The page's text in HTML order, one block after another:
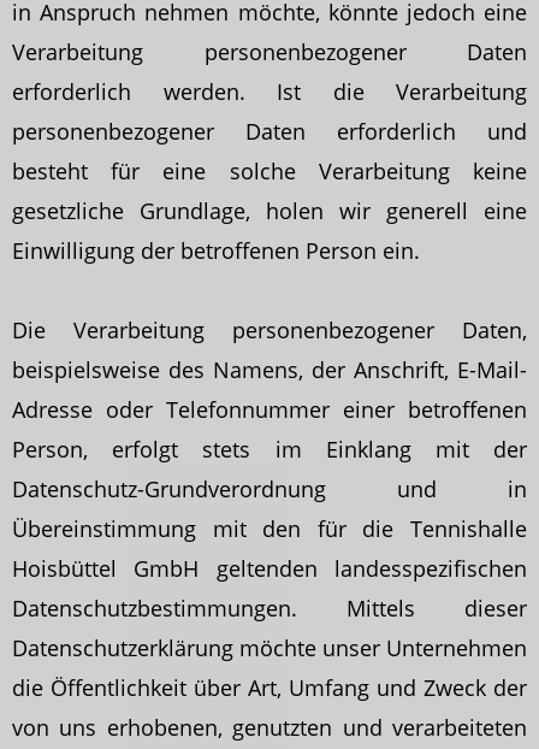
in Anspruch nehmen möchte, könnte jedoch eine
Verarbeitung personenbezogener Daten
erforderlich werden. Ist die Verarbeitung
personenbezogener Daten erforderlich und
besteht für eine solche Verarbeitung keine
gesetzliche Grundlage, holen wir generell eine
Einwilligung der betroffenen Person ein.
Die Verarbeitung personenbezogener Daten,
beispielsweise des Namens, der Anschrift, E-Mail-
Adresse oder Telefonnummer einer betroffenen
Person, erfolgt stets im Einklang mit der
Datenschutz-Grundverordnung und in
Übereinstimmung mit den für die Tennishalle
Hoisbüttel GmbH geltenden landesspezifischen
Datenschutzbestimmungen. Mittels dieser
Datenschutzerklärung möchte unser Unternehmen
die Öffentlichkeit über Art, Umfang und Zweck der
von uns erhobenen, genutzten und verarbeiteten